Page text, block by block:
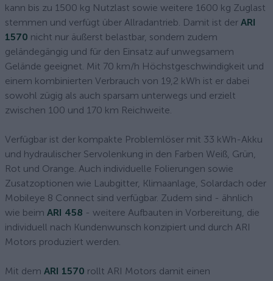
kann bis zu 1500 kg Nutzlast sowie weitere 1600 kg Zuglast
stemmen und verfügt über Allradantrieb. Damit ist der ARI
1570 nicht nur äußerst belastbar, sondern zudem
geländegängig und für den Einsatz auf unwegsamem
Gelände geeignet. Mit 70 km/h Höchstgeschwindigkeit und
einem kombinierten Verbrauch von 19,2 kWh ist er dabei
sowohl zügig als auch sparsam unterwegs und erzielt
zwischen 100 und 170 km Reichweite.
Verfügbar ist der kompakte Problemlöser mit 33 kWh-Akku
und hydraulischer Servolenkung in den Farben Weiß, Grün,
Rot und Orange. Auch individuelle Folierungen sowie
Zusatzoptionen wie Laubgitter, Klimaanlage, Solardach oder
Mobileye 8 Connect sind verfügbar. Zudem sind - ähnlich
wie beim ARI 458 - weitere Aufbauten in Vorbereitung, die
individuell nach Kundenwunsch konzipiert und durch ARI
Motors produziert werden.
Mit dem ARI 1570 rollt ARI Motors damit einen